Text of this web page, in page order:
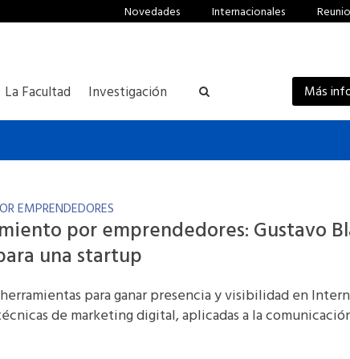
Novedades Internacionales
Más
La Facultad Investigación
EMPRENDEDORES
por emprendedores: Gustavo
una startup
para ganar presencia y visibilidad en
de marketing digital, aplicadas a la